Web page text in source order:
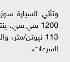
113 نيوتن/
السرعات.